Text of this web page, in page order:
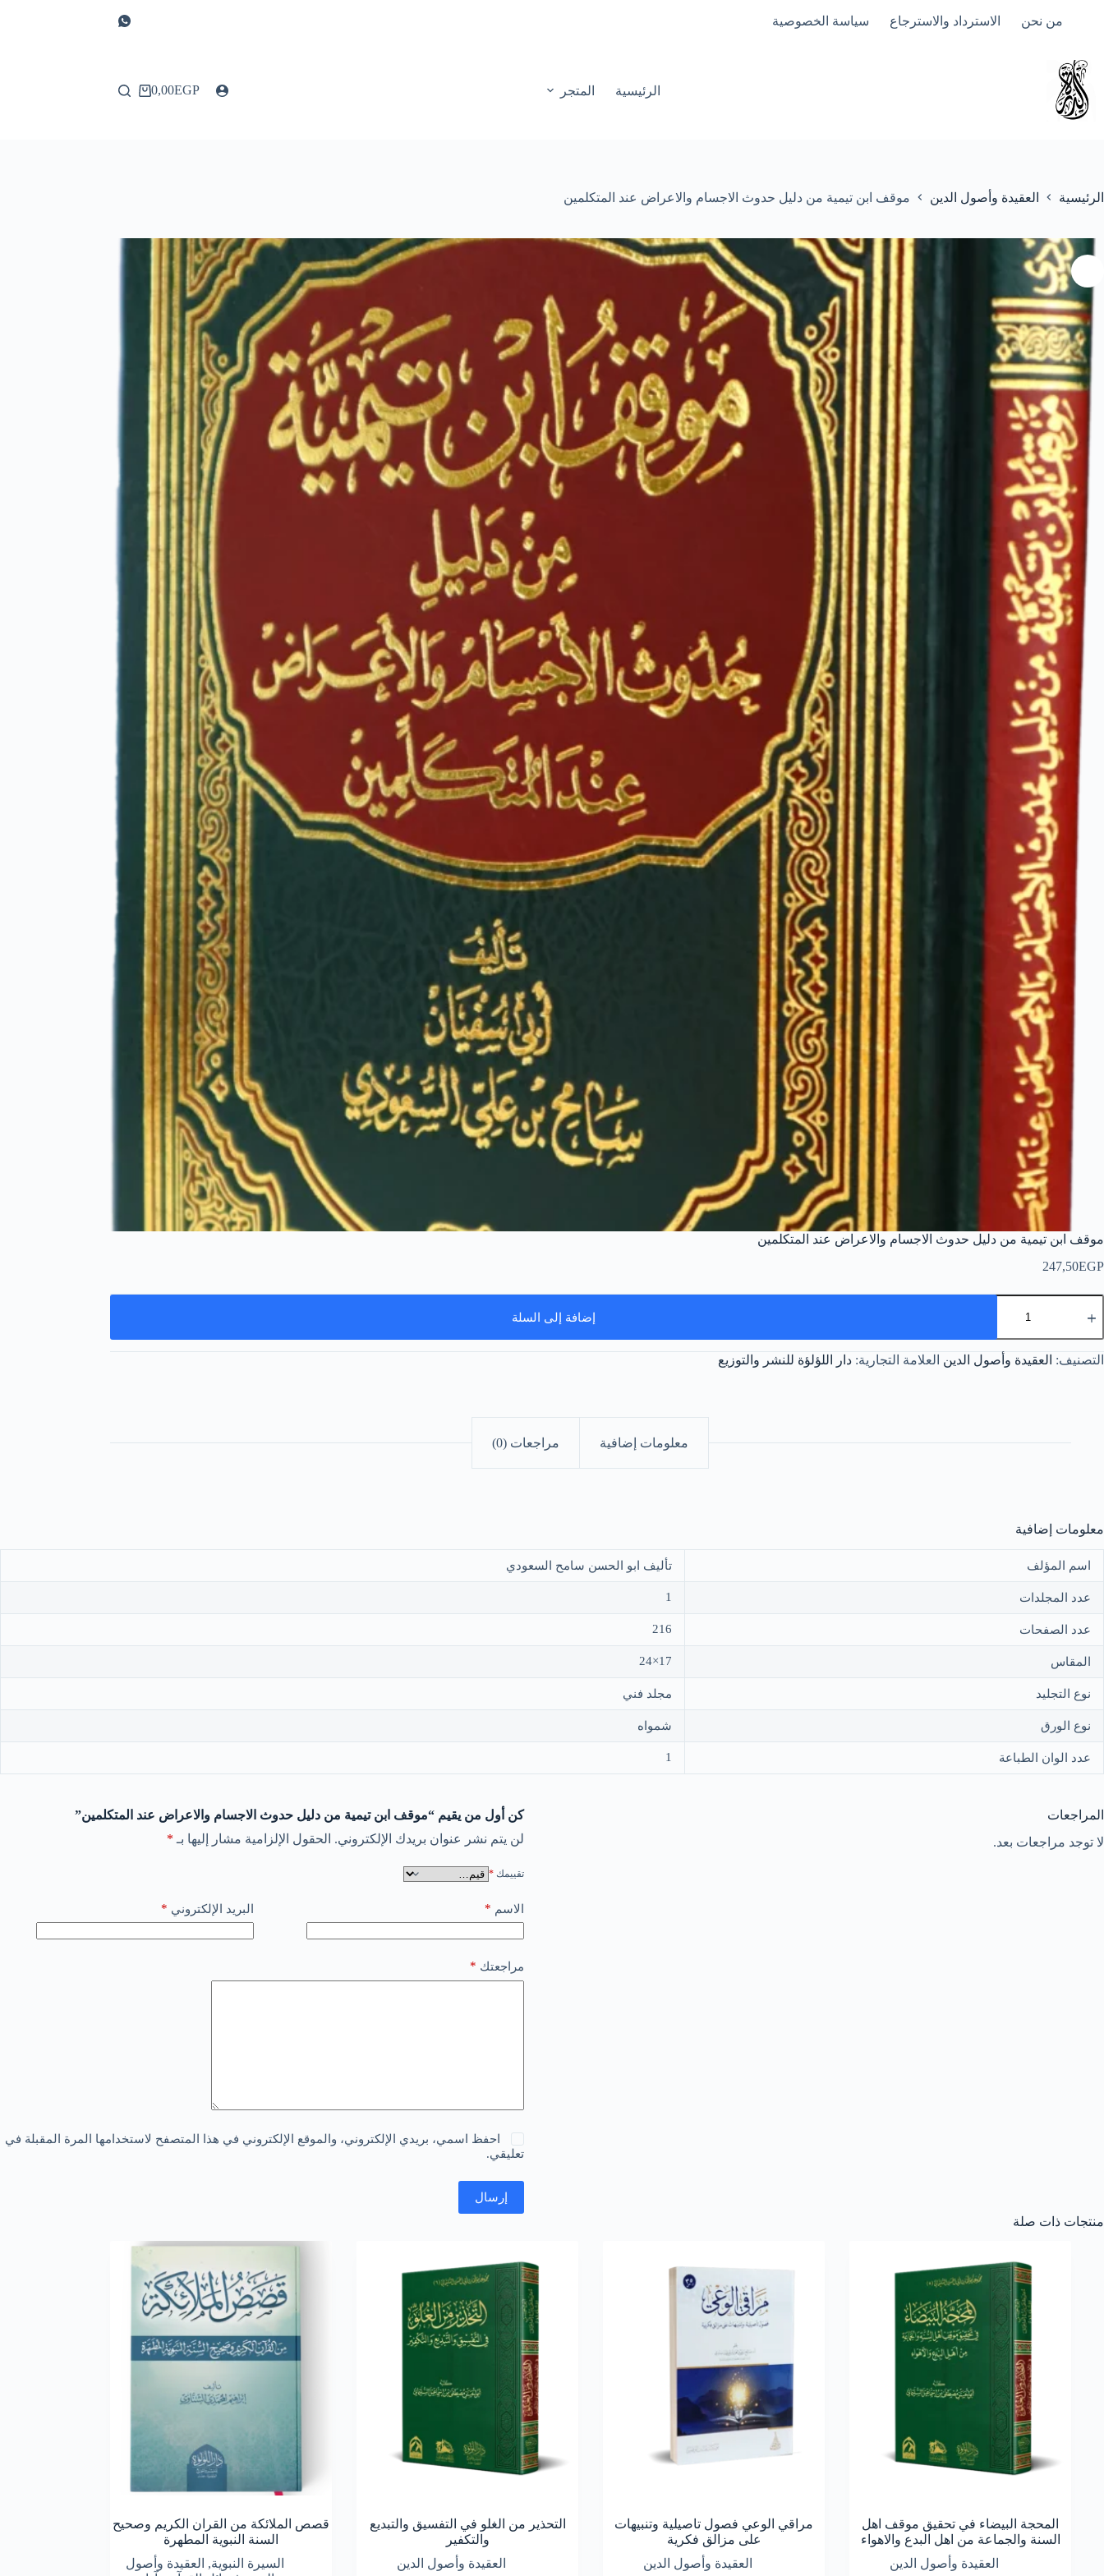
من نحن الاسترداد والاسترجاع سياسة الخصوصية
الرئيسية المتجر
عربة0,00EGP
الرئيسية العقيدة وأصول الدين موقف ابن تيمية من دليل حدوث الاجسام والاعراض عند المتكلمين
موقف ابن تيمية من دليل حدوث الاجسام والاعراض عند المتكلمين
247,50EGP
كمية
موقف
من
إضافة إلى السلة
التصنيف: العقيدة وأصول الدين العلامة التجارية: دار اللؤلؤة للنشر والتوزيع
معلومات إضافية مراجعات (0)
معلومات إضافية
اسم المؤلف تأليف ابو الحسن سامح السعودي
عدد المجلدات 1
عدد الصفحات 216
المقاس 17×24
نوع التجليد مجلد فني
نوع الورق شمواه
عدد الوان الطباعة 1
المراجعات
لا توجد مراجعات بعد.
كن أول من يقيم “موقف ابن تيمية من دليل حدوث الاجسام والاعراض عند المتكلمين”
لن يتم نشر عنوان بريدك الإلكتروني. الحقول الإلزامية مشار إليها بـ *
تقييمك *
الاسم * البريد الإلكتروني *
مراجعتك *
احفظ اسمي، بريدي الإلكتروني، والموقع الإلكتروني في هذا المتصفح لاستخدامها المرة المقبلة في
تعليقي.
إرسال
منتجات ذات صلة
المحجة البيضاء في تحقيق موقف اهل
السنة والجماعة من اهل البدع والاهواء
العقيدة وأصول الدين
مراقي الوعي فصول تاصيلية وتنبيهات
على مزالق فكرية
العقيدة وأصول الدين
التحذير من الغلو في التفسيق والتبديع
والتكفير
العقيدة وأصول الدين
قصص الملائكة من القران الكريم وصحيح
السنة النبوية المطهرة
السيرة النبوية, العقيدة وأصول